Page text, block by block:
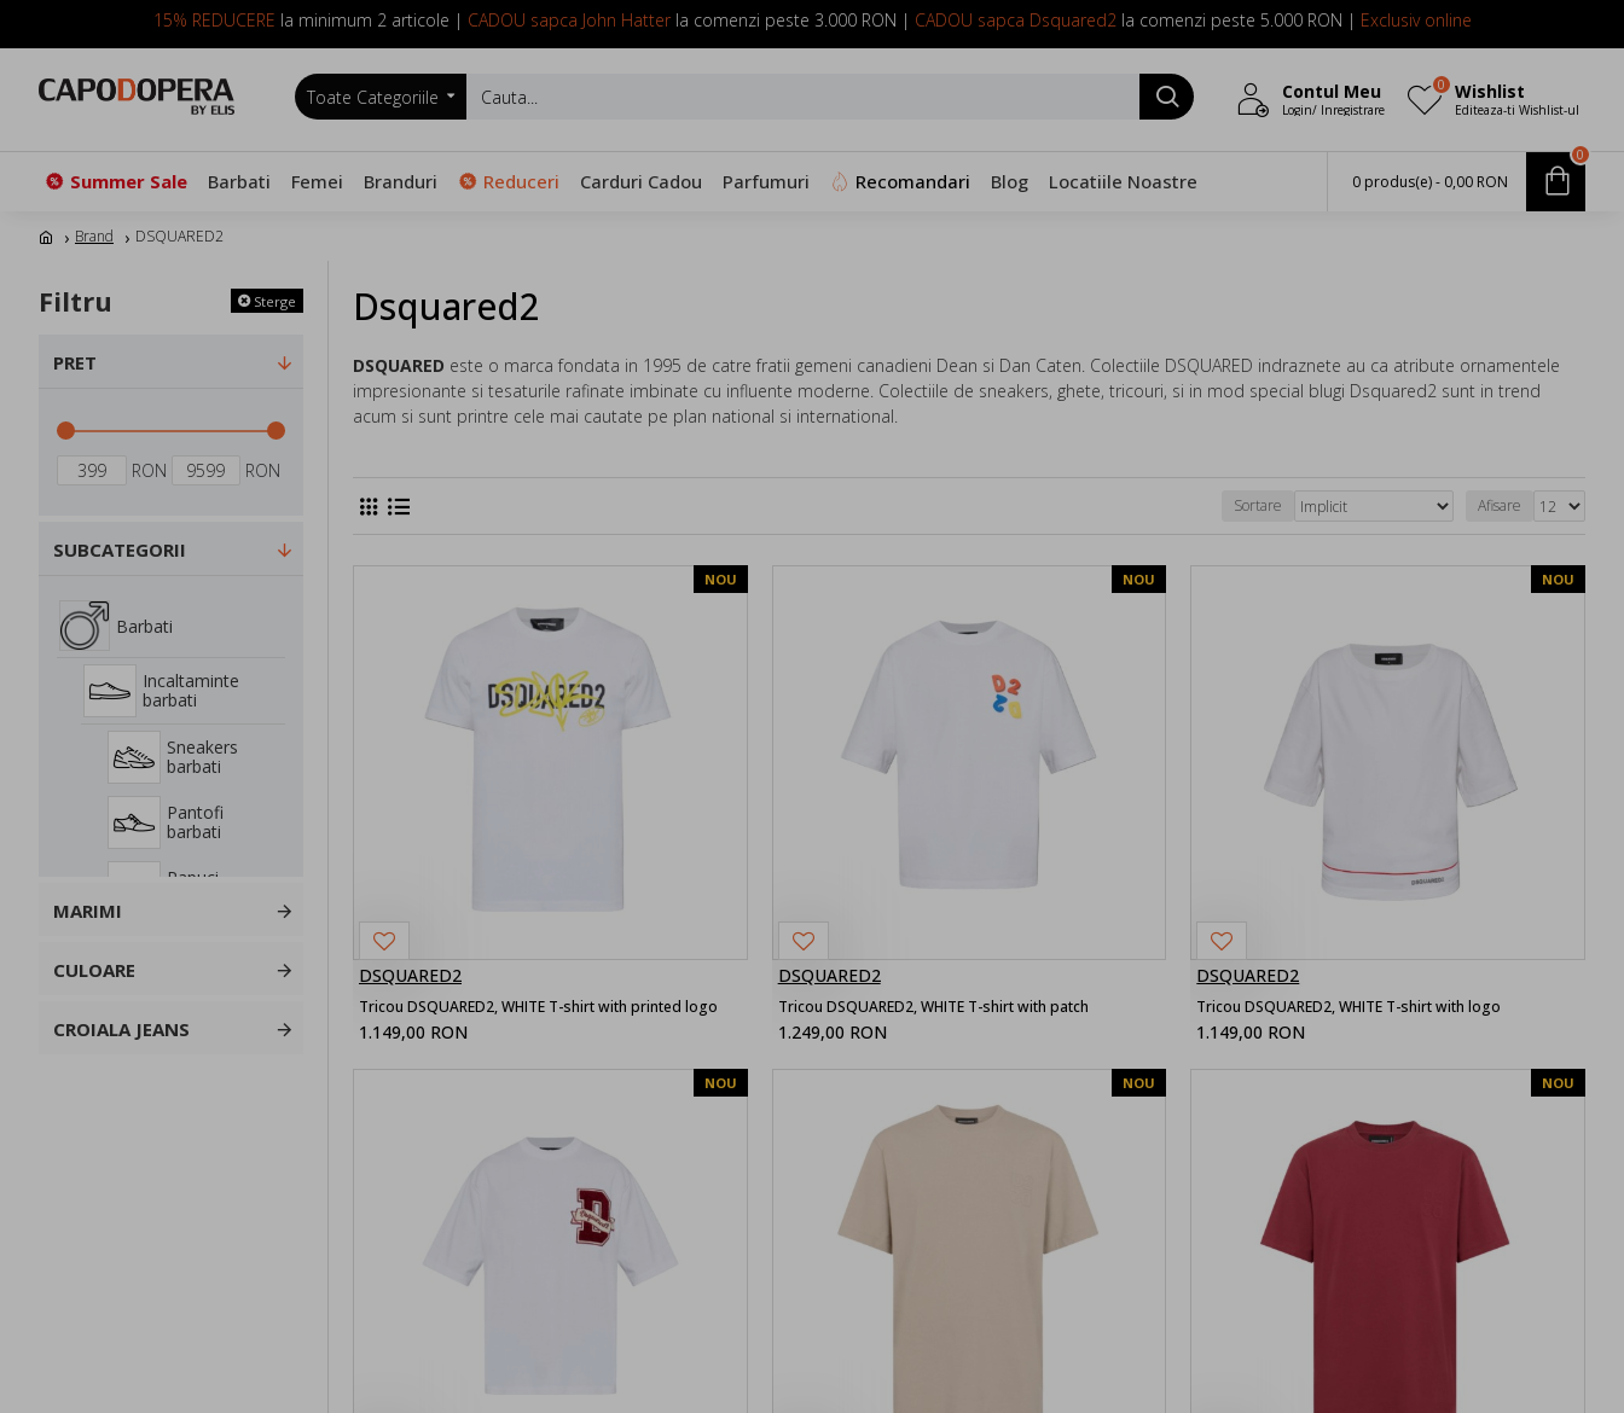
15% REDUCERE la minimum 2 articole | CADOU sapca John Hatterla comenzi peste 3.000 RON | CADOU sapca Dsquared2la comenzi peste 5.000 RON | Exclusiv online
SUNA ACUM: 0799 098 088
Toate Categoriile Contul Meu
Login/ Inregistrare
Wishlist
Editeaza-ti Wishlist-ul
0
Summer Sale Barbati Femei Branduri Reduceri Carduri Cadou Parfumuri Recomandari Blog Locatiile Noastre 0 produs(e) - 0,00 RON
0
Brand DSQUARED2
Filtru Sterge
PRET
RON RON
SUBCATEGORII
Barbati
Incaltaminte
barbati
Sneakers
barbati
Pantofi
barbati
Papuci
Imbracaminte
CULOARE
CROIALA JEANS
MARIMI
Dsquared2
DSQUARED este o marca fondata in 1995 de catre fratii gemeni canadieni Dean si Dan Caten. Colectiile DSQUARED indraznete au ca atribute ornamentele
impresionante si tesaturile rafinate imbinate cu influente moderne. Colectiile de sneakers, ghete, tricouri, si in mod special blugi Dsquared2 sunt in trend
acum si sunt printre cele mai cautate pe plan national si international.
Sortare Afisare
NOU
DSQUARED2
Tricou DSQUARED2, WHITE T-shirt with printed logo
1.149,00 RON
NOU
DSQUARED2
Tricou DSQUARED2, WHITE T-shirt with patch
1.249,00 RON
NOU
DSQUARED2
Tricou DSQUARED2, WHITE T-shirt with logo
1.149,00 RON
NOU NOU NOU